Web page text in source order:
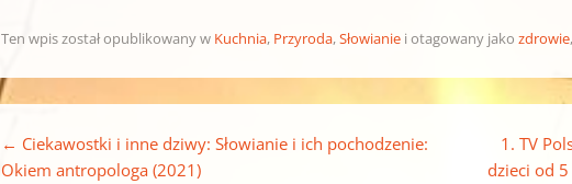
Ten wpis został opublikowany w Kuchnia, Przyroda,Słowianie i otagowany jakozdrowie
← Ciekawostki i inne dziwy: Słowianie i ich pochodzenie:
Okiem antropologa (2021)
1. TV
dzieci od